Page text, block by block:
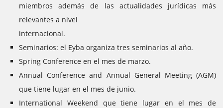
miembros además de las actualidades jurídicas más
relevantes a nivel
internacional.
Seminarios: el Eyba organiza tres seminarios al año.
Spring Conference en el mes de marzo.
Annual Conference and Annual General Meeting (AGM)
que tiene lugar en el mes de junio.
International Weekend que tiene lugar en el mes de